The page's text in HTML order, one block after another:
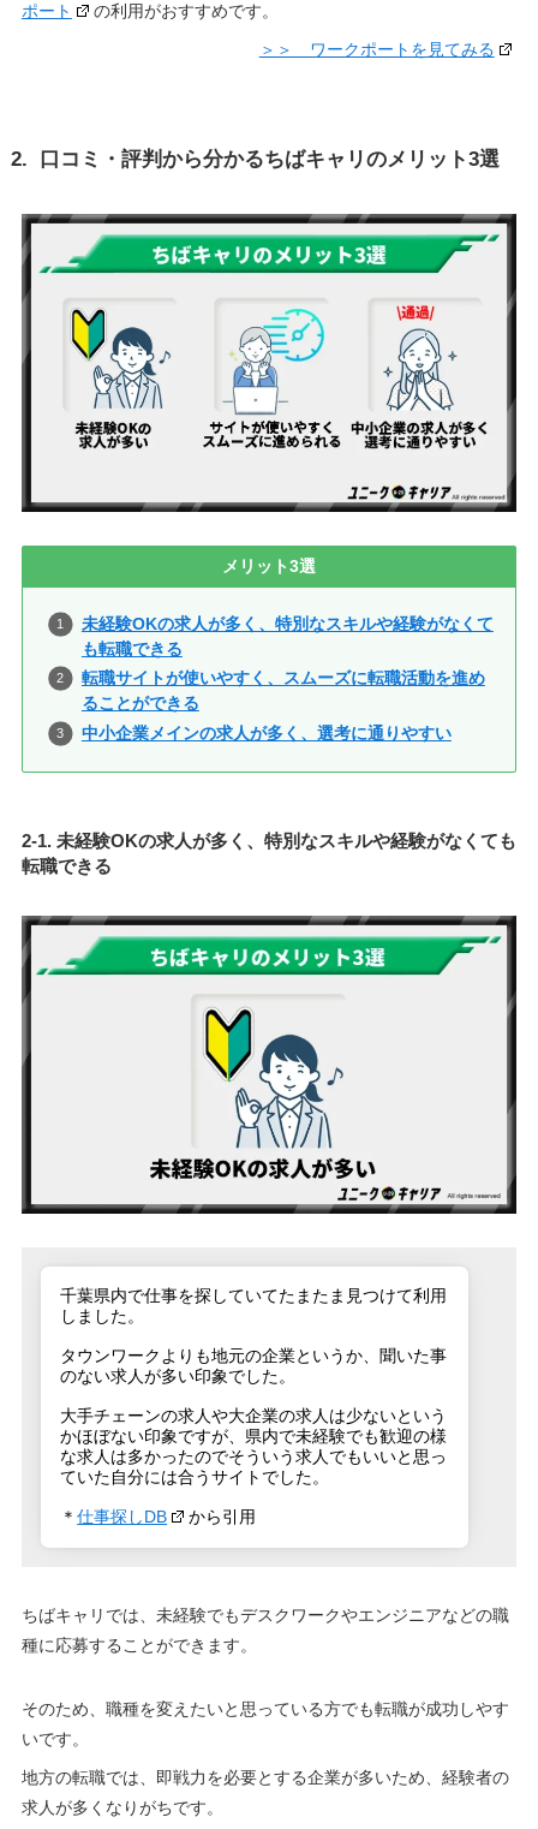
ポート
の利用がおすすめです。
＞＞ ワークポートを見てみる
2. 口コミ・評判から分かるちばキャリのメリット3選
メリット3選
未経験OKの求人が多く、特別なスキルや経験がなくて
も転職できる
転職サイトが使いやすく、スムーズに転職活動を進め
ることができる
中小企業メインの求人が多く、選考に通りやすい
2-1. 未経験OKの求人が多く、特別なスキルや経験がなくても
転職できる
千葉県内で仕事を探していてたまたま見つけて利用
しました。
タウンワークよりも地元の企業というか、聞いた事
のない求人が多い印象でした。
大手チェーンの求人や大企業の求人は少ないという
かほぼない印象ですが、県内で未経験でも歓迎の様
な求人は多かったのでそういう求人でもいいと思っ
ていた自分には合うサイトでした。
＊仕事探しDB から引用
ちばキャリでは、未経験でもデスクワークやエンジニアなどの職
種に応募することができます。
そのため、職種を変えたいと思っている方でも転職が成功しやす
いです。
地方の転職では、即戦力を必要とする企業が多いため、経験者の
求人が多くなりがちです。